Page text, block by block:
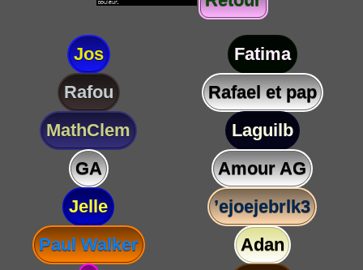
Jos
Fatima
Rafou
Rafael et pap
MathClem
Laguilb
GA
Amour AG
Jelle
’ejoejebrlk3
Paul Walker
Adan